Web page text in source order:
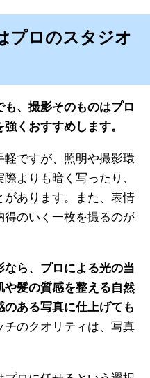
プロのスタジオ
、撮影そのものはプロ
くおすすめします。
ですが、照明や撮影環
よりも暗く写ったり、
あります。また、表情
のいく一枚を撮るのが
ら、プロによる光の当
髪の質感を整える自然
ある写真に仕上げても
チのクオリティは、写真